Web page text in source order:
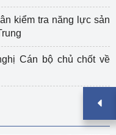
kiểm tra năng lực sản
Cán bộ chủ chốt về